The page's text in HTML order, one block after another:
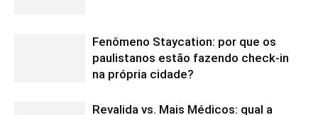
Fenômeno Staycation: por que os
paulistanos estão fazendo check-in
na própria cidade?
Revalida vs. Mais Médicos: qual a